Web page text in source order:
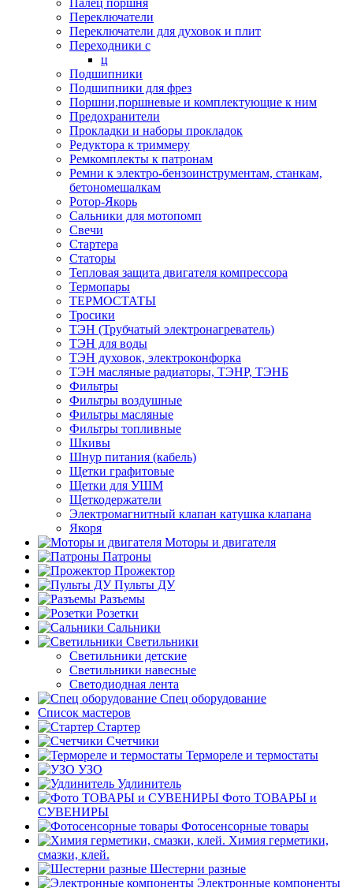
Палец поршня
Переключатели
Переключатели для духовок и плит
Переходники с
ц
Подшипники
Подшипники для фрез
Поршни,поршневые и комплектующие к ним
Предохранители
Прокладки и наборы прокладок
Редуктора к триммеру
Ремкомплекты к патронам
Ремни к электро-бензоинструментам, станкам,
бетономешалкам
Ротор-Якорь
Сальники для мотопомп
Свечи
Стартера
Статоры
Тепловая защита двигателя компрессора
Термопары
ТЕРМОСТАТЫ
Тросики
ТЭН (Трубчатый электронагреватель)
ТЭН для воды
ТЭН духовок, электроконфорка
ТЭН масляные радиаторы, ТЭНР, ТЭНБ
Фильтры
Фильтры воздушные
Фильтры масляные
Фильтры топливные
Шкивы
Шнур питания (кабель)
Щетки графитовые
Щетки для УШМ
Щеткодержатели
Электромагнитный клапан катушка клапана
Якоря
Моторы и двигателя
Патроны
Прожектор
Пульты ДУ
Разъемы
Розетки
Сальники
Светильники
Светильники детские
Светильники навесные
Светодиодная лента
Спец оборудование
Список мастеров
Стартер
Счетчики
Термореле и термостаты
УЗО
Удлинитель
Фото ТОВАРЫ и
СУВЕНИРЫ
Фотосенсорные товары
Химия герметики,
смазки, клей.
Шестерни разные
Электронные компоненты